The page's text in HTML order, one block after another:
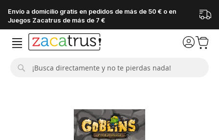
Envío a domicilio gratis en pedidos de más de 50 € o en
Juegos Zacatrus de más de 7 €